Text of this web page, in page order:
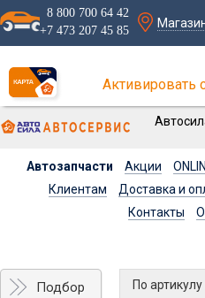
8 800 700 64 42
+7 473 207 45 85
Активировать
Автозапчасти Акции
Клиентам
Доставка и
Контакты
Подбор По